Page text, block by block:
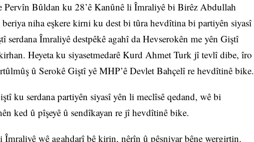
Pervîn Bûldan ku 28’ê Kanûnê li Îmraliyê bi Birêz Abdullah
niha eşkere kirni ku dest bi tûra hevdîtina bi partiyên siyasî
serdana Îmraliyê destpêkê agahî da Hevserokên me yên Giştî
Heyeta ku siyasetmedarê Kurd Ahmet Turk jî tevlî dibe, îro
û Serokê Giştî yê MHP’ê Devlet Bahçelî re hevdîtinê bike.
ku serdana partiyên siyasî yên li meclîsê qedand, wê bi
ked û pîşeyê û sendîkayan re jî hevdîtinê bike.
wê agahdarî bê kirin, nêrîn û pêşniyar bêne wergirtin.